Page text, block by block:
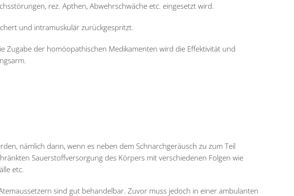
rez. Apthen, Abwehrschwäche etc. eingesetzt wird.
und intramuskulär zurückgespritzt.
der homöopathischen Medikamenten wird die Effektivität und
nämlich dann, wenn es neben dem Schnarchgeräusch zu zum Teil
Sauerstoffversorgung des Körpers mit verschiedenen Folgen wie
etc.
sind gut behandelbar. Zuvor muss jedoch in einer ambulanten